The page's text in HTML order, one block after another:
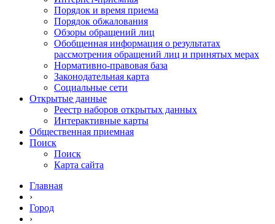
Порядок и время приема
Порядок обжалования
Обзоры обращений лиц
Обобщенная информация о результатах
рассмотрения обращений лиц и принятых мерах
Нормативно-правовая база
Законодательная карта
Социальные сети
Открытые данные
Реестр наборов открытых данных
Интерактивные карты
Общественная приемная
Поиск
Поиск
Карта сайта
Главная
›
Город
›